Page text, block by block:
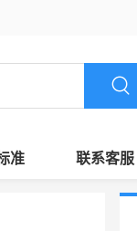
准 联系客服